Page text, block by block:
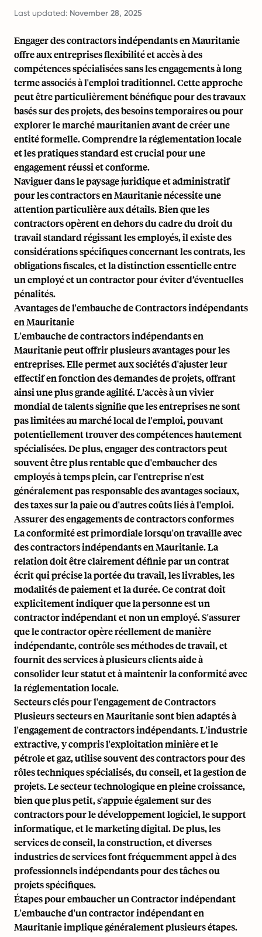
Last updated: November 28, 2025
Engager des contractors indépendants en Mauritanie
offre aux entreprises flexibilité et accès à des
compétences spécialisées sans les engagements à long
terme associés à l'emploi traditionnel. Cette approche
peut être particulièrement bénéfique pour des travaux
basés sur des projets, des besoins temporaires ou pour
explorer le marché mauritanien avant de créer une
entité formelle. Comprendre la réglementation locale
et les pratiques standard est crucial pour une
engagement réussi et conforme.
Naviguer dans le paysage juridique et administratif
pour les contractors en Mauritanie nécessite une
attention particulière aux détails. Bien que les
contractors opèrent en dehors du cadre du droit du
travail standard régissant les employés, il existe des
considérations spécifiques concernant les contrats, les
obligations fiscales, et la distinction essentielle entre
un employé et un contractor pour éviter d’éventuelles
pénalités.
Avantages de l'embauche de Contractors indépendants
en Mauritanie
L'embauche de contractors indépendants en
Mauritanie peut offrir plusieurs avantages pour les
entreprises. Elle permet aux sociétés d'ajuster leur
effectif en fonction des demandes de projets, offrant
ainsi une plus grande agilité. L'accès à un vivier
mondial de talents signifie que les entreprises ne sont
pas limitées au marché local de l'emploi, pouvant
potentiellement trouver des compétences hautement
spécialisées. De plus, engager des contractors peut
souvent être plus rentable que d'embaucher des
employés à temps plein, car l'entreprise n'est
généralement pas responsable des avantages sociaux,
des taxes sur la paie ou d'autres coûts liés à l'emploi.
Assurer des engagements de contractors conformes
La conformité est primordiale lorsqu'on travaille avec
des contractors indépendants en Mauritanie. La
relation doit être clairement définie par un contrat
écrit qui précise la portée du travail, les livrables, les
modalités de paiement et la durée. Ce contrat doit
explicitement indiquer que la personne est un
contractor indépendant et non un employé. S'assurer
que le contractor opère réellement de manière
indépendante, contrôle ses méthodes de travail, et
fournit des services à plusieurs clients aide à
consolider leur statut et à maintenir la conformité avec
la réglementation locale.
Secteurs clés pour l'engagement de Contractors
Plusieurs secteurs en Mauritanie sont bien adaptés à
l'engagement de contractors indépendants. L'industrie
extractive, y compris l'exploitation minière et le
pétrole et gaz, utilise souvent des contractors pour des
rôles techniques spécialisés, du conseil, et la gestion de
projets. Le secteur technologique en pleine croissance,
bien que plus petit, s'appuie également sur des
contractors pour le développement logiciel, le support
informatique, et le marketing digital. De plus, les
services de conseil, la construction, et diverses
industries de services font fréquemment appel à des
professionnels indépendants pour des tâches ou
projets spécifiques.
Étapes pour embaucher un Contractor indépendant
L'embauche d'un contractor indépendant en
Mauritanie implique généralement plusieurs étapes.